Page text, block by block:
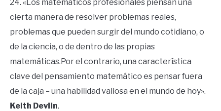
24. «Los matemáticos profesionales piensan una
cierta manera de resolver problemas reales,
problemas que pueden surgir del mundo cotidiano, o
de la ciencia, o de dentro de las propias
matemáticas.Por el contrario, una característica
clave del pensamiento matemático es pensar fuera
de la caja – una habilidad valiosa en el mundo de hoy».
Keith Devlin.